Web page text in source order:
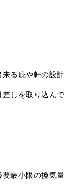
る庇や軒の設計
しを取り込んで
最小限の換気量